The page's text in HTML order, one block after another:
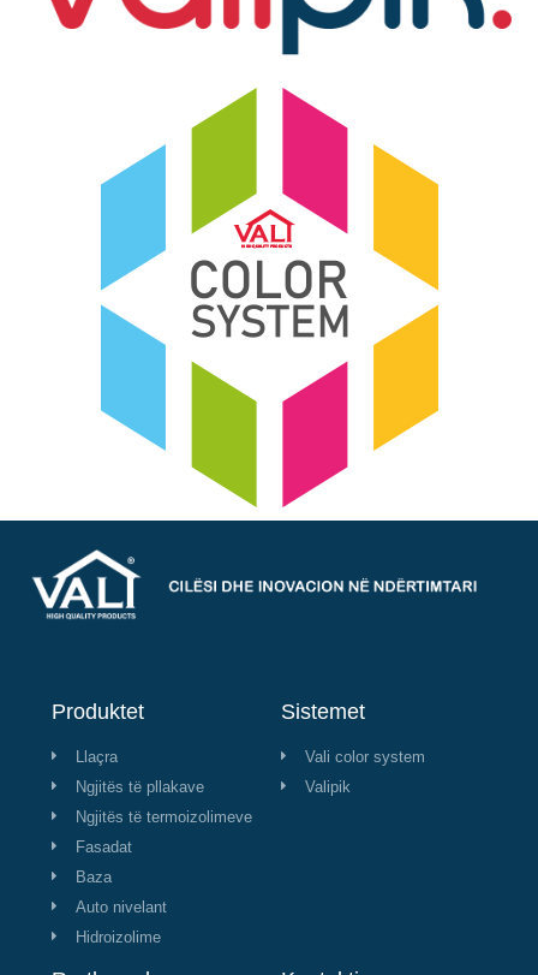
Produktet
Llaçra
Ngjitës të pllakave
Ngjitës të termoizolimeve
Fasadat
Baza
Auto nivelant
Hidroizolime
Sistemet
Vali color system
Valipik